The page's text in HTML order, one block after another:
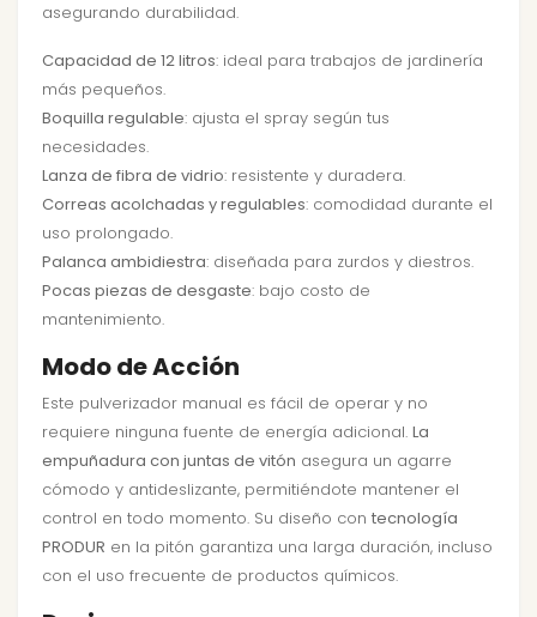
asegurando durabilidad.
Capacidad de 12 litros: ideal para trabajos de jardinería
más pequeños.
Boquilla regulable: ajusta el spray según tus
necesidades.
Lanza de fibra de vidrio: resistente y duradera.
Correas acolchadas y regulables: comodidad durante el
uso prolongado.
Palanca ambidiestra: diseñada para zurdos y diestros.
Pocas piezas de desgaste: bajo costo de
mantenimiento.
Modo de Acción
Este pulverizador manual es fácil de operar y no
requiere ninguna fuente de energía adicional. La
empuñadura con juntas de vitón asegura un agarre
cómodo y antideslizante, permitiéndote mantener el
control en todo momento. Su diseño con tecnología
PRODUR en la pitón garantiza una larga duración, incluso
con el uso frecuente de productos químicos.